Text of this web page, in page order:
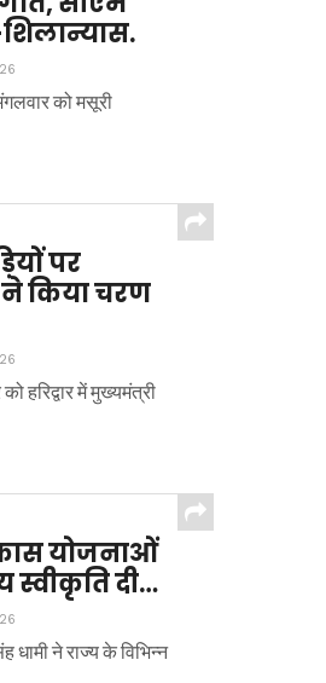
को मसूरी
पर
ने किया चरण
हरिद्वार में मुख्यमंत्री
योजनाओं
स्वीकृति दी…
ने राज्य के विभिन्न